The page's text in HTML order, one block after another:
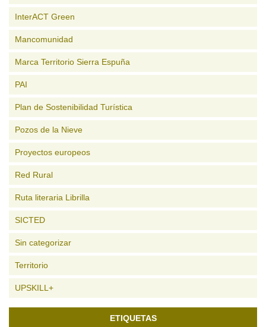
InterACT Green
Mancomunidad
Marca Territorio Sierra Espuña
PAI
Plan de Sostenibilidad Turística
Pozos de la Nieve
Proyectos europeos
Red Rural
Ruta literaria Librilla
SICTED
Sin categorizar
Territorio
UPSKILL+
ETIQUETAS